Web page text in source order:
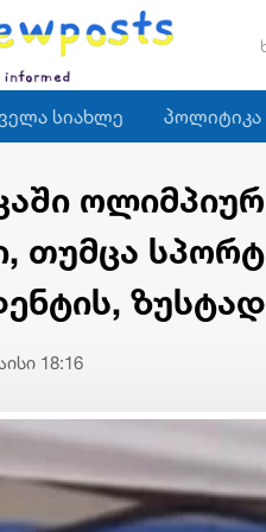
სიახლე პოლიტიკა
თუმცა
18:16